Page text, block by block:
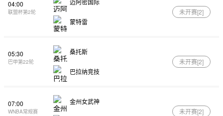
04:00
联盟杯第2轮
迈阿密国际
蒙特雷
未开赛[2]
05:30
巴甲第22轮
桑托斯
巴拉纳竞技
未开赛[2]
07:00
WNBA常规赛
金州女武神
未开赛[2]